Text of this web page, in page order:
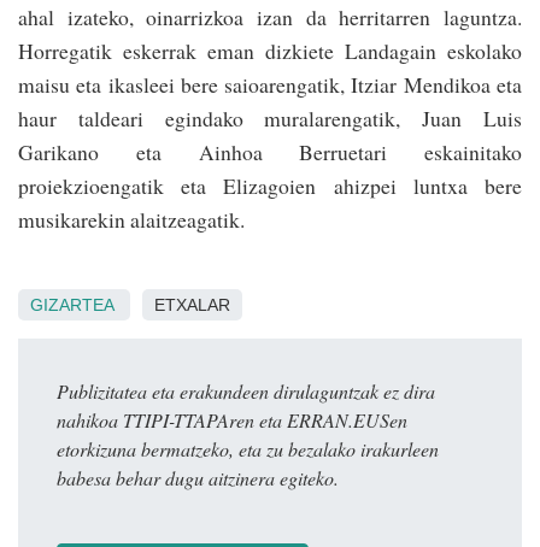
ahal izateko, oina­rrizkoa izan da herrita­rren laguntza.
Horregatik eskerrak eman dizkiete Landagain eskolako
maisu eta ikasleei bere saioarengatik, Itziar Mendikoa eta
haur taldeari egindako muralarengatik, Juan Luis
Garikano eta Ainhoa Berruetari eskainitako
proiekzioengatik eta Elizagoien ahizpei lun­txa bere
musikarekin alai­tzeagatik.
GIZARTEA ETXALAR
Publizitatea eta erakundeen dirulaguntzak ez dira
nahikoa TTIPI-TTAPAren eta ERRAN.EUSen
etorkizuna bermatzeko, eta zu bezalako irakurleen
babesa behar dugu aitzinera egiteko.